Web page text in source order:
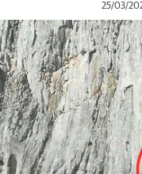
25/03/